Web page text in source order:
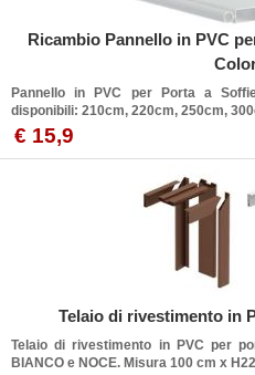
Ricambio Pannello in PVC
Pannello in PVC per Porta a
disponibili: 210cm, 220cm, 250cm,
€ 15,9
Telaio di rivestimento in
Telaio di rivestimento in PVC per
BIANCO e NOCE. Misura 100 cm x